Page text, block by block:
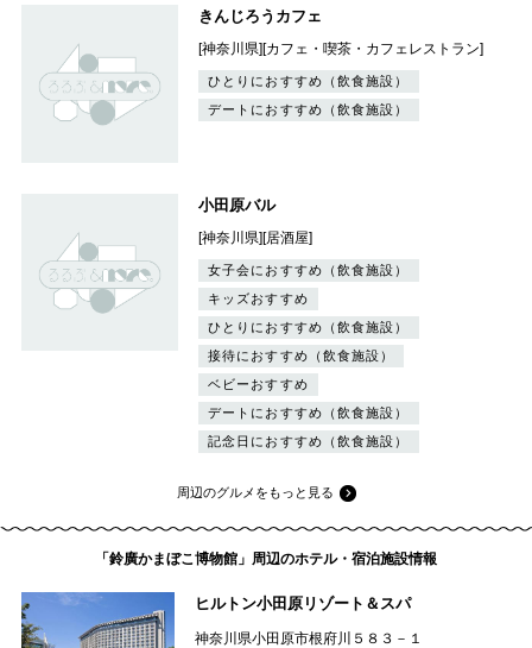
きんじろうカフェ
[神奈川県][カフェ・喫茶・カフェレストラン]
ひとりにおすすめ（飲食施設）
デートにおすすめ（飲食施設）
小田原バル
[神奈川県][居酒屋]
女子会におすすめ（飲食施設）
キッズおすすめ
ひとりにおすすめ（飲食施設）
接待におすすめ（飲食施設）
ベビーおすすめ
デートにおすすめ（飲食施設）
記念日におすすめ（飲食施設）
周辺のグルメをもっと見る
「鈴廣かまぼこ博物館」周辺のホテル・宿泊施設情報
ヒルトン小田原リゾート＆スパ
神奈川県小田原市根府川５８３－１